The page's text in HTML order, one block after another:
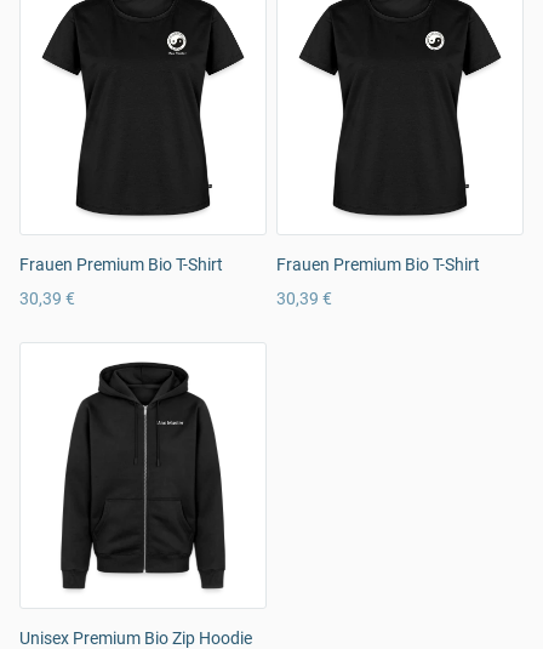
Frauen Premium Bio T-Shirt
30,39 €
Frauen Premium Bio T-Shirt
30,39 €
Unisex Premium Bio Zip Hoodie